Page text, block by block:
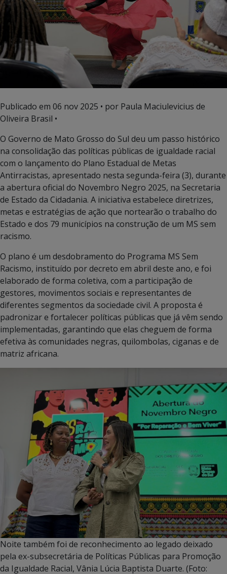
Publicado em 06 nov 2025 • por Paula Maciulevicius de
Oliveira Brasil •
O Governo de Mato Grosso do Sul deu um passo histórico
na consolidação das políticas públicas de igualdade racial
com o lançamento do Plano Estadual de Metas
Antirracistas, apresentado nesta segunda-feira (3), durante
a abertura oficial do Novembro Negro 2025, na Secretaria
de Estado da Cidadania. A iniciativa estabelece diretrizes,
metas e estratégias de ação que nortearão o trabalho do
Estado e dos 79 municípios na construção de um MS sem
racismo.
O plano é um desdobramento do Programa MS Sem
Racismo, instituído por decreto em abril deste ano, e foi
elaborado de forma coletiva, com a participação de
gestores, movimentos sociais e representantes de
diferentes segmentos da sociedade civil. A proposta é
padronizar e fortalecer políticas públicas que já vêm sendo
implementadas, garantindo que elas cheguem de forma
efetiva às comunidades negras, quilombolas, ciganas e de
matriz africana.
Noite também foi de reconhecimento ao legado deixado
pela ex-subsecretária de Políticas Públicas para Promoção
da Igualdade Racial, Vânia Lúcia Baptista Duarte. (Foto: